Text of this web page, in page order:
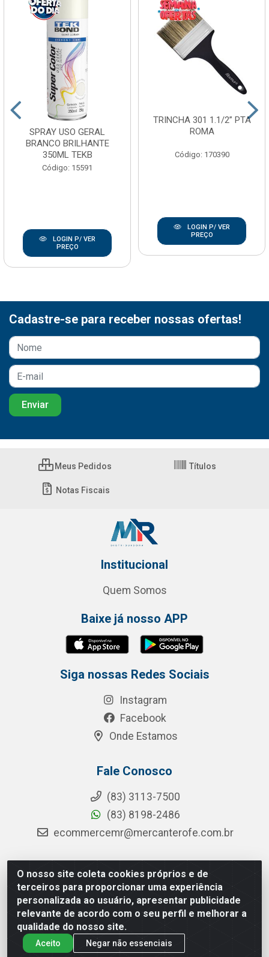
SPRAY USO GERAL
BRANCO BRILHANTE
350ML TEKB
Código: 15591
LOGIN P/ VER
PREÇO
TRINCHA 301 1.1/2” PTA
ROMA
Código: 170390
LOGIN P/ VER
PREÇO
O nosso site coleta cookies próprios e de
terceiros para proporcionar uma experiência
personalizada ao usuário, apresentar publicidade
relevante de acordo com o seu perfil e melhorar a
qualidade do nosso site.
Aceito Negar não essenciais
Cadastre-se para receber nossas ofertas!
Meus Pedidos Títulos
Notas Fiscais
Institucional
Quem Somos
Baixe já nosso APP
Siga nossas Redes Sociais
Instagram
Facebook
Onde Estamos
Fale Conosco
(83) 3113-7500
(83) 8198-2486
ecommercemr@mercanterofe.com.br
MR Distribuidora - Rua Hortêncio Ribeiro de Luna, 3777 -
Distrito Industrial, João Pessoa/PB - CEP 58081-400 - CNPJ
35.428.312/0001-85